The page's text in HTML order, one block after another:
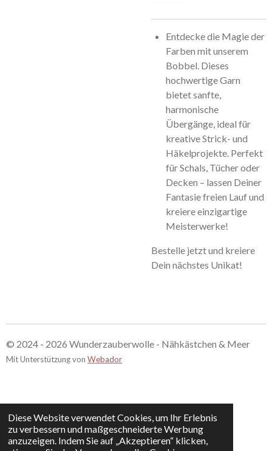
Diese Website verwendet Cookies, um Ihr Erlebnis
zu verbessern und maßgeschneiderte Werbung
anzuzeigen. Indem Sie auf „Akzeptieren“ klicken,
Entdecke die Magie der
Farben mit unserem
Bobbel. Dieses
hochwertige Garn
bietet sanfte,
harmonische
Übergänge, ideal für
kreative Strick- und
Häkelprojekte. Perfekt
für Schals, Tücher oder
Decken – lassen Deiner
Fantasie freien Lauf und
kreiere einzigartige
Meisterwerke!
Bestelle jetzt und kreiere
Dein nächstes Unikat!
© 2024 - 2026 Wunderzauberwolle - Nähkästchen & Meer
Mit Unterstützung von Webador